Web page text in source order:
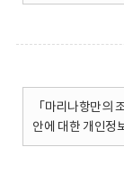
「마리나항만의
안에 대한 개인정